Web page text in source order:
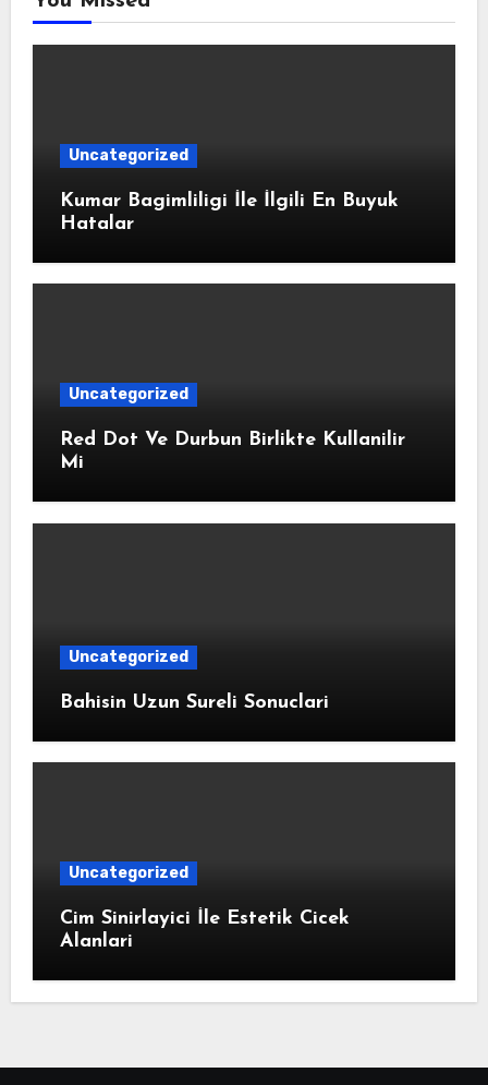
Uncategorized
Kumar Bagimliligi İle İlgili En Buyuk
Hatalar
Uncategorized
Red Dot Ve Durbun Birlikte Kullanilir
Mi
Uncategorized
Bahisin Uzun Sureli Sonuclari
Uncategorized
Cim Sinirlayici İle Estetik Cicek
Alanlari